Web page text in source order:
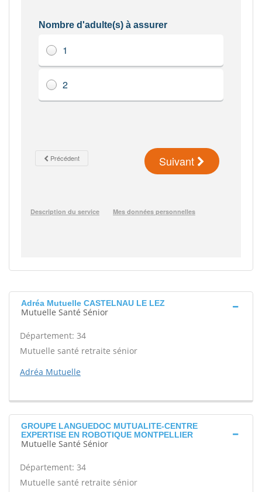
Adréa Mutuelle CASTELNAU LE LEZ
Mutuelle Santé Sénior
Département: 34
Mutuelle santé retraite sénior
Adréa Mutuelle
GROUPE LANGUEDOC MUTUALITE-CENTRE
EXPERTISE EN ROBOTIQUE MONTPELLIER
Mutuelle Santé Sénior
Département: 34
Mutuelle santé retraite sénior